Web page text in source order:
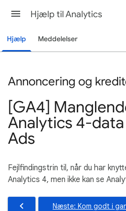
Hjælp til Analytics
Hjælp Meddelelser
Annoncering og
[GA4]
Analytics 4-
Ads
Fejlfindingstrin til, når du har
Analytics 4, men ikke kan se
Næste: Kom godt i